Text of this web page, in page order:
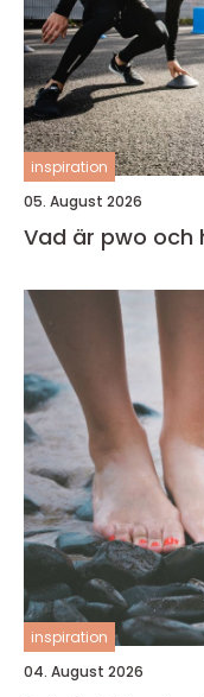
inspiration
05. August 2026
Vad är pwo och
inspiration
04. August 2026